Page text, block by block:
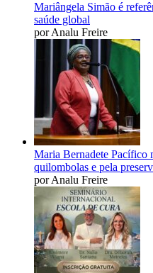
Mariângela Simão é
saúde global
por Analu Freire
Maria Bernadete Pacífico
quilombolas e pela
por Analu Freire